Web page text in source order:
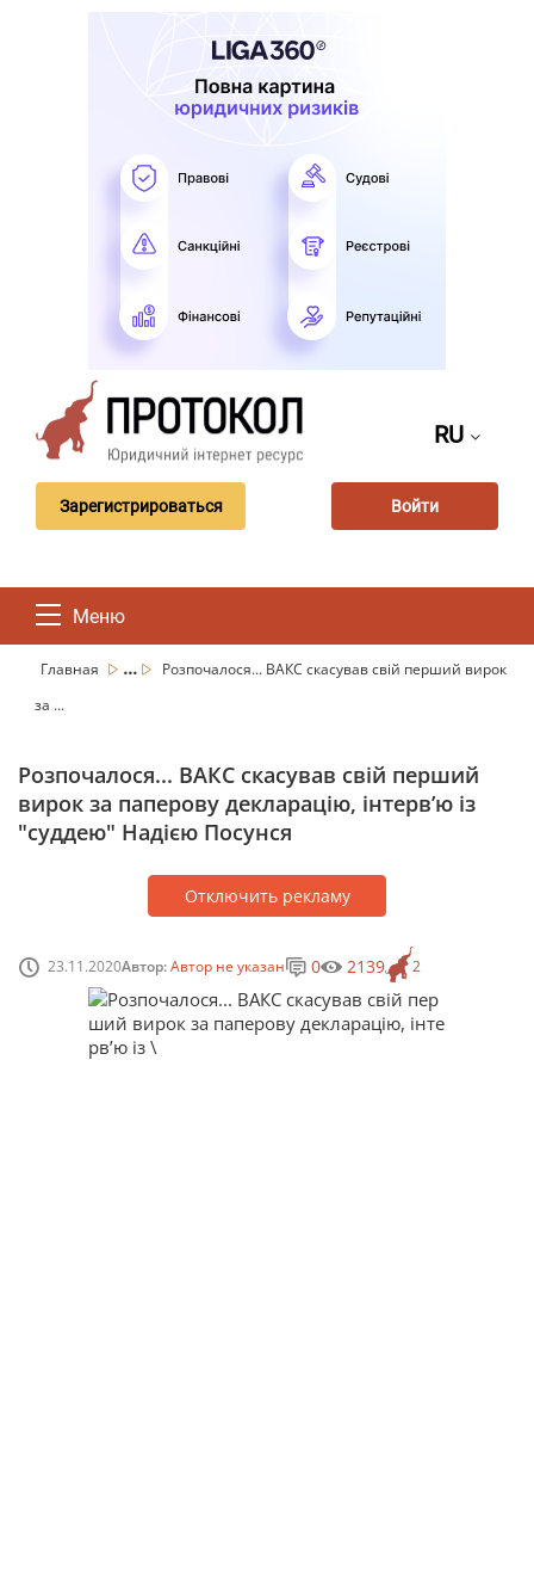
RU
Зарегистрироваться Войти
Меню
Главная ...
Розпочалося... ВАКС скасував свій перший вирок
за ...
Розпочалося... ВАКС скасував свій перший
вирок за паперову декларацію, інтерв’ю із
"суддею" Надією Посунся
Отключить рекламу
23.11.2020Автор:Автор не указан 2
0 2139